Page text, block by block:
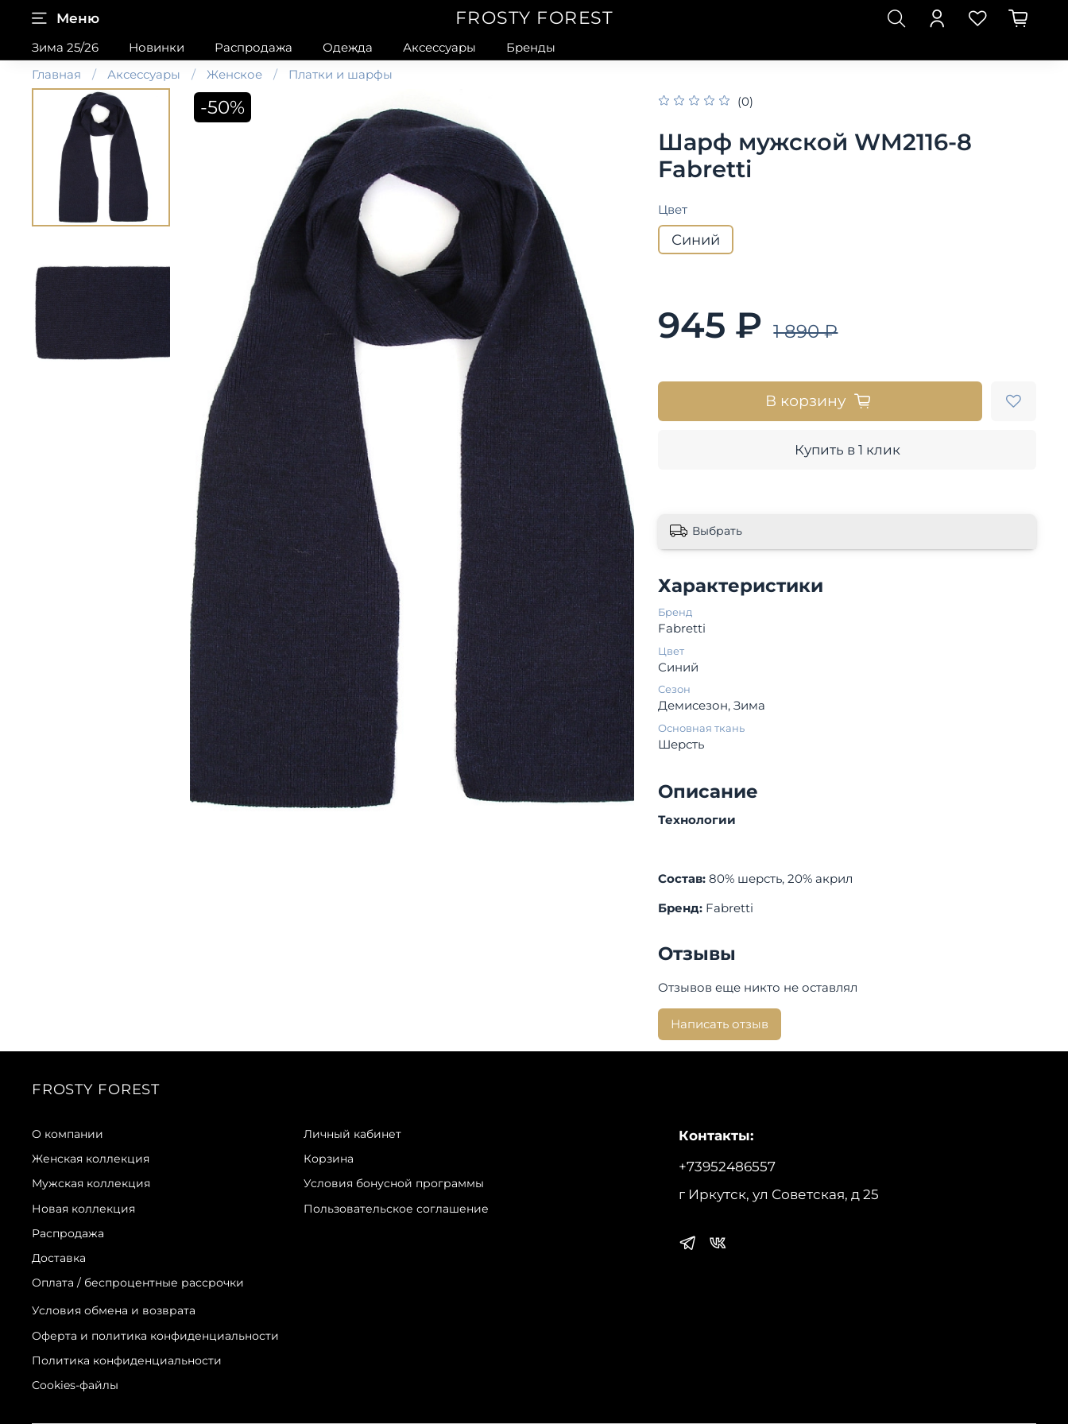
Меню FROSTY FOREST
Зима 25/26 Новинки Распродажа Одежда Аксессуары
Бренды
Главная
Аксессуары Женское Платки и шарфы
-50% (0)
Шарф мужской WM2116-8
Fabretti
Цвет
Синий
945 ₽ 1 890 ₽
В корзину
Купить в 1 клик
Выбрать
Характеристики
Бренд
Fabretti
Цвет
Синий
Сезон
Демисезон, Зима
Основная ткань
Шерсть
Описание
Технологии
Состав:80% шерсть, 20% акрил
Бренд: Fabretti
Отзывы
Отзывов еще никто не оставлял
Написать отзыв
FROSTY FOREST
О компании
Женская коллекция
Мужская коллекция
Новая коллекция
Распродажа
Доставка
Оплата / беспроцентные рассрочки
Личный кабинет
Корзина
Условия бонусной программы
Пользовательское соглашение
Условия обмена и возврата
Оферта и политика конфиденциальности
Политика конфиденциальности
Сookies-файлы
Контакты:
+73952486557
г Иркутск, ул Советская, д 25